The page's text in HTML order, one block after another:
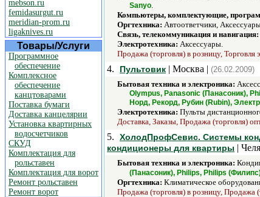
mebson.ru
femidasurgut.ru
meridian-prom.ru
ligaknives.ru
Товары/Услуги
Программное
обеспечение
Комплексное
обеспечение
канцтоварами
Поставка бумаги
Доставка канцелярии
Установка квартирных
водосчетчиков
СКУД
Комплектация для
рольставен
Комплектация для ворот
Ремонт рольставен
Ремонт ворот
Sanyo.
Компьютеры, комплектующие,
Оргтехника: Автоответчики,
Связь, телекоммуникация и навигация:
Электротехника: Аксессуары.
Продажа (торговля) в розницу, Торговля
4. Пультовик | Москва | (26.02.2009)
Бытовая техника и электроника:
Olympus, Panasonic (Панасоник),
Норд, Рекорд, Рубин (Rubin),
Электротехника: Пульты
Доставка, Заказы, Продажа (торговля)
5.
ХолодПрофСевис. Cистемы
кондиционеры для квартиры |
Бытовая техника и электроника:
(Панасоник), Philips, Philips
Оргтехника: Климатическое
Продажа (торговля) в розницу, Продажа